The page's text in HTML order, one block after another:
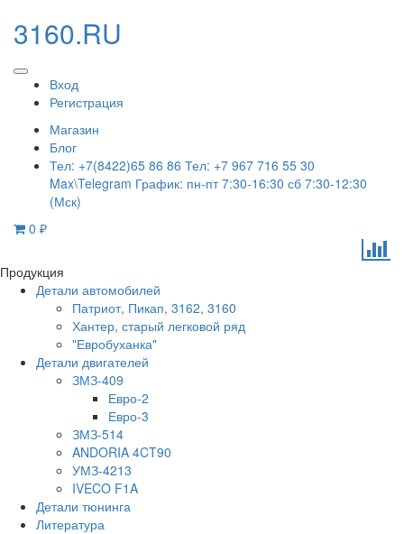
3160.RU
Вход
Регистрация
Магазин
Блог
Тел: +7(8422)65 86 86 Тел: +7 967 716 55 30
Max\Telegram График: пн-пт 7:30-16:30 сб 7:30-12:30
(Мск)
0 ₽
Продукция
Детали автомобилей
Патриот, Пикап, 3162, 3160
Хантер, старый легковой ряд
"Евробуханка"
Детали двигателей
ЗМЗ-409
Евро-2
Евро-3
ЗМЗ-514
ANDORIA 4CT90
УМЗ-4213
IVECO F1A
Детали тюнинга
Литература